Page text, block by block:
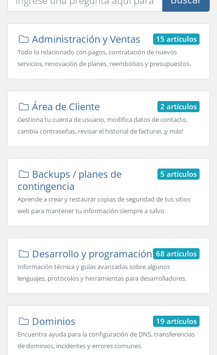
15 artículos
Administración y Ventas
Todo lo relacionado con pagos, contratación de nuevos
servicios, renovación de planes, reembolsos y presupuestos.
2 artículos
Área de Cliente
Gestiona tu cuenta de usuario, modifica datos de contacto,
cambia contraseñas, revisar el historial de facturas ¡y más!
5 artículos
Backups / planes de
contingencia
Aprende a crear y restaurar copias de seguridad de tus sitios
web para mantener tu información siempre a salvo.
68 artículos
Desarrollo y programación
Información técnica y guías avanzadas sobre algunos
lenguajes, protocolos y herramientas para desarrolladores.
19 artículos
Dominios
Encuentra ayuda para la configuración de DNS, transferencias
de dominios, incidentes y errores comunes.